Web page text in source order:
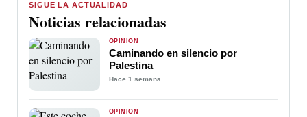
SIGUE LA ACTUALIDAD
Noticias relacionadas
OPINIÓN
Caminando en silencio por
Palestina
Hace 1 semana
OPINIÓN